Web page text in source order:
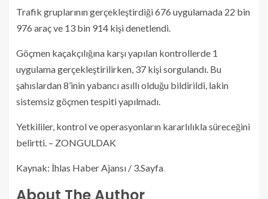
Trafik gruplarının gerçekleştirdiği 676 uygulamada 22 bin
976 araç ve 13 bin 914 kişi denetlendi.
Göçmen kaçakçılığına karşı yapılan kontrollerde 1
uygulama gerçekleştirilirken, 37 kişi sorgulandı. Bu
şahıslardan 8’inin yabancı asıllı olduğu bildirildi, lakin
sistemsiz göçmen tespiti yapılmadı.
Yetkililer, kontrol ve operasyonların kararlılıkla süreceğini
belirtti. – ZONGULDAK
Kaynak: İhlas Haber Ajansı / 3.Sayfa
About The Author